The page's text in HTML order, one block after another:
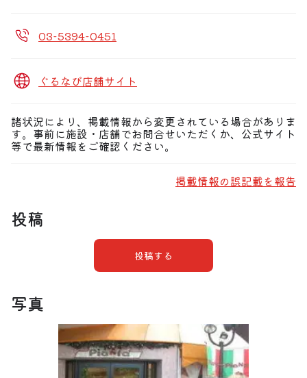
03-5394-0451
ぐるなび店舗サイト
諸状況により、掲載情報から変更されている場合がありま
す。事前に施設・店舗でお問合せいただくか、公式サイト
等で最新情報をご確認ください。
掲載情報の誤記載を報告
投稿
投稿する
写真